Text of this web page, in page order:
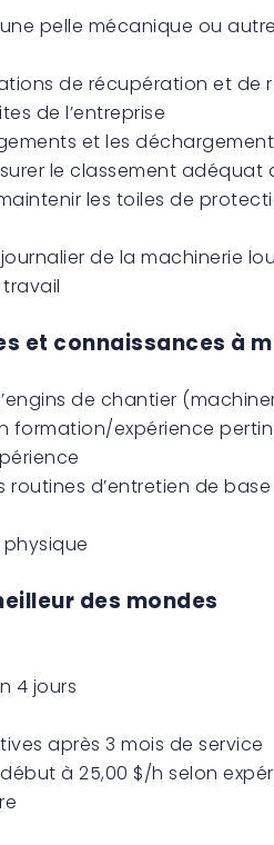
pelle mécanique ou
de récupération et de
de l’entreprise
et les
le classement adéquat
les toiles de
journalier de la machinerie
et connaissances à
de chantier
formation/expérience
routines d’entretien de
des mondes
4 jours
après 3 mois de service
à 25,00 $/h selon